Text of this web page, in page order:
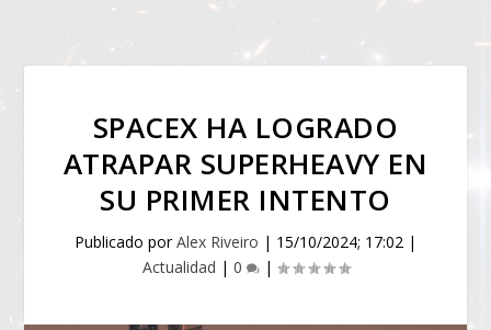
SPACEX HA LOGRADO
ATRAPAR SUPERHEAVY EN
SU PRIMER INTENTO
Publicado porAlex Riveiro | 15/10/2024; 17:02 |
Actualidad | 0 |